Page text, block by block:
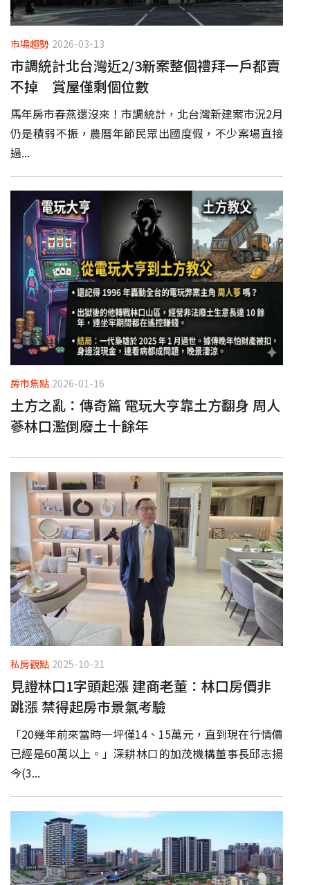
市場趨勢 2026-03-13
市調統計北台灣近2/3新案整個禮拜一戶都賣
不掉 賞屋僅剩個位數
馬年房市春燕還沒來！市調統計，北台灣新建案市況2月
仍是積弱不振，農曆年節民眾出國度假，不少案場直接
過...
房市焦點 2026-01-16
土方之亂：傳奇篇 電玩大亨靠土方翻身 周人
蔘林口濫倒廢土十餘年
私房觀點 2025-10-31
見證林口1字頭起漲 建商老董：林口房價非
跳漲 禁得起房市景氣考驗
「20幾年前來當時一坪僅14、15萬元，直到現在行情價
已經是60萬以上。」深耕林口的加茂機構董事長邱志揚
今(3...